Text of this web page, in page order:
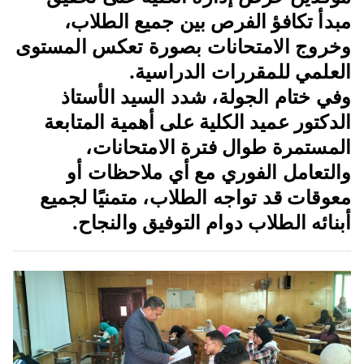
مبدأ تكافؤ الفرص بين جميع الطلاب،
وخروج الامتحانات بصورة تعكس المستوى
العلمي للمقررات الدراسية.
وفي ختام الجولة، شدد السيد الأستاذ
الدكتور عميد الكلية على أهمية المتابعة
المستمرة طوال فترة الامتحانات،
والتعامل الفوري مع أي ملاحظات أو
معوقات قد تواجه الطلاب، متمنيًا لجميع
أبنائه الطلاب دوام التوفيق والنجاح.